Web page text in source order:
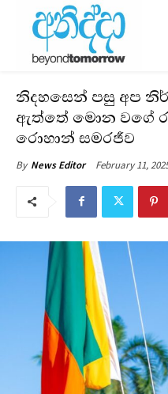
නිදහසෙන් පසු අප
ඇත්තේ මොන වගේ
රොහාන් සමරජීව
By News Editor February 11,